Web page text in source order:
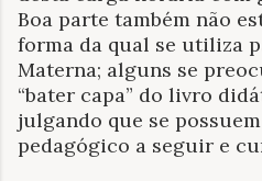
Boa parte também não
forma da qual se utiliza
Materna; alguns se
“bater capa” do livro
julgando que se
pedagógico a seguir e